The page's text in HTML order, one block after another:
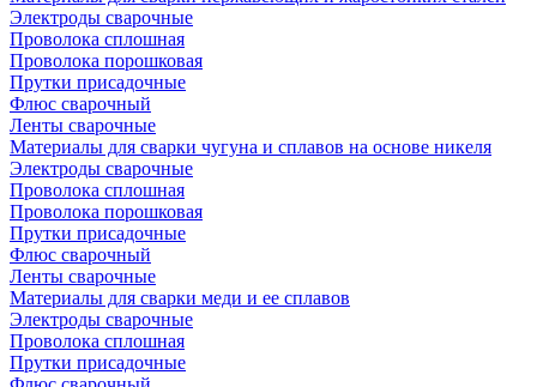
Электроды сварочные
Проволока сплошная
Проволока порошковая
Прутки присадочные
Флюс сварочный
Ленты сварочные
Материалы для сварки чугуна и сплавов на основе никеля
Электроды сварочные
Проволока сплошная
Проволока порошковая
Прутки присадочные
Флюс сварочный
Ленты сварочные
Материалы для сварки меди и ее сплавов
Электроды сварочные
Проволока сплошная
Прутки присадочные